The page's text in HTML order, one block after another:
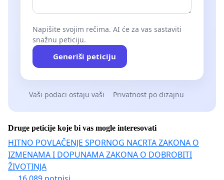
Napišite svojim rečima. AI će za vas sastaviti
snažnu peticiju.
Generiši peticiju
Vaši podaci ostaju vaši Privatnost po dizajnu
Druge peticije koje bi vas mogle interesovati
HITNO POVLAČENJE SPORNOG NACRTA ZAKONA O
IZMENAMA I DOPUNAMA ZAKONA O DOBROBITI
ŽIVOTINJA